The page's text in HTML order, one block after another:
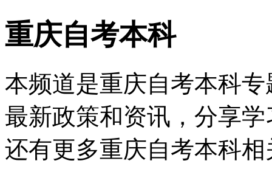
重庆自考本科
本频道是重庆自考本科
最新政策和资讯，分享
还有更多重庆自考本科